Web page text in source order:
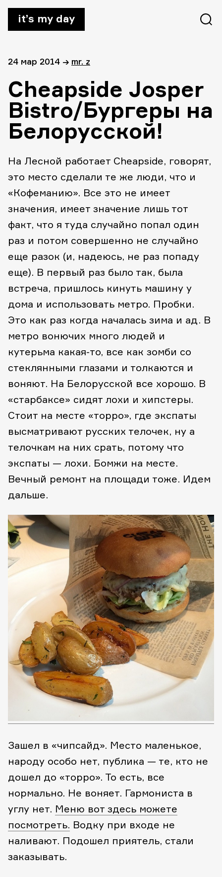
it’s my day
24 мар 2014 → mr. z
Cheapside Josper
Bistro/Бургеры на
Белорусской!
На Лесной работает Cheapside, говорят,
это место сделали те же люди, что и
«Кофеманию». Все это не имеет
значения, имеет значение лишь тот
факт, что я туда случайно попал один
раз и потом совершенно не случайно
еще разок (и, надеюсь, не раз попаду
еще). В первый раз было так, была
встреча, пришлось кинуть машину у
дома и использовать метро. Пробки.
Это как раз когда началась зима и ад. В
метро вонючих много людей и
кутерьма какая-то, все как зомби со
стеклянными глазами и толкаются и
воняют. На Белорусской все хорошо. В
«старбаксе» сидят лохи и хипстеры.
Стоит на месте «торро», где экспаты
высматривают русских телочек, ну а
телочкам на них срать, потому что
экспаты — лохи. Бомжи на месте.
Вечный ремонт на площади тоже. Идем
дальше.
Зашел в «чипсайд». Место маленькое,
народу особо нет, публика — те, кто не
дошел до «торро». То есть, все
нормально. Не воняет. Гармониста в
углу нет. Меню вот здесь можете
посмотреть. Водку при входе не
наливают. Подошел приятель, стали
заказывать.